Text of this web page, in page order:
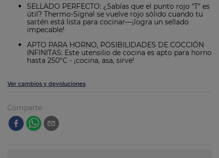
SELLADO PERFECTO: ¿Sabías que el punto rojo "T" es
útil? Thermo-Signal se vuelve rojo sólido cuando tu
sartén está lista para cocinar—¡logra un sellado
impecable!
APTO PARA HORNO, POSIBILIDADES DE COCCIÓN
INFINITAS: Este utensilio de cocina es apto para horno
hasta 250°C - ¡cocina, asa, sirve!
Ver cambios y devoluciones
Comparte